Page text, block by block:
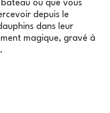
ou que vous
depuis le
dans leur
magique, gravé à